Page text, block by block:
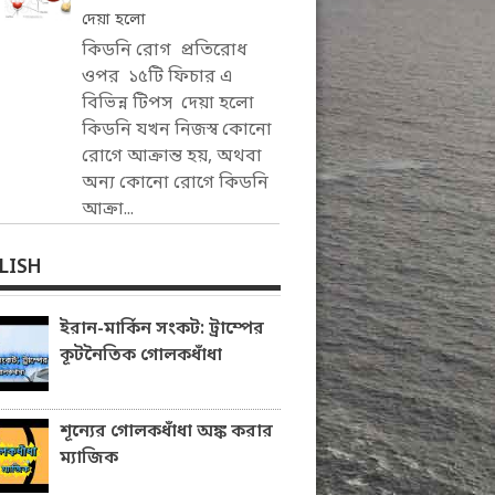
দেয়া হলো
কিডনি রোগ প্রতিরোধ
ওপর ১৫টি ফিচার এ
বিভিন্ন টিপস দেয়া হলো
কিডনি যখন নিজস্ব কোনো
রোগে আক্রান্ত হয়, অথবা
অন্য কোনো রোগে কিডনি
আক্রা...
ইরান-মার্কিন সংকট: ট্রাম্পের
কূটনৈতিক গোলকধাঁধা
শূন্যের গোলকধাঁধা অঙ্ক করার
ম্যাজিক